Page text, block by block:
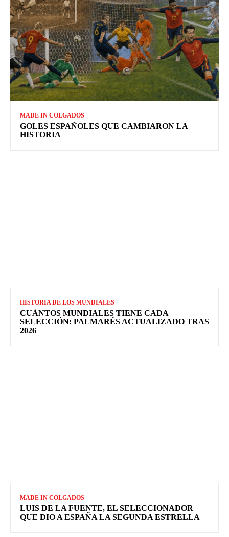
MADE IN COLGADOS
GOLES ESPAÑOLES QUE CAMBIARON LA
HISTORIA
HISTORIA DE LOS MUNDIALES
CUÁNTOS MUNDIALES TIENE CADA
SELECCIÓN: PALMARÉS ACTUALIZADO TRAS
2026
MADE IN COLGADOS
LUIS DE LA FUENTE, EL SELECCIONADOR
QUE DIO A ESPAÑA LA SEGUNDA ESTRELLA